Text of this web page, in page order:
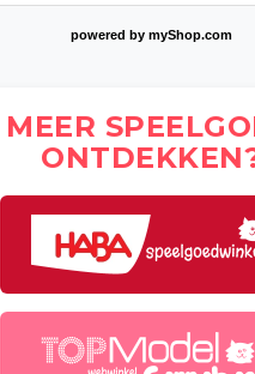
powered by myShop.com
MEER